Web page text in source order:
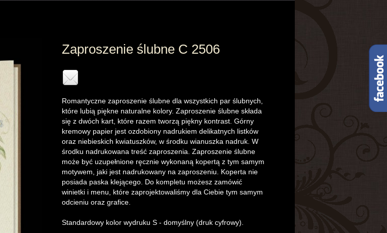
Zaproszenie ślubne C 2506
Romantyczne zaproszenie ślubne dla wszystkich par ślubnych,
które lubią piękne naturalne kolory. Zaproszenie ślubne składa
się z dwóch kart, które razem tworzą piękny kontrast. Górny
kremowy papier jest ozdobiony nadrukiem delikatnych listków
oraz niebieskich kwiatuszków, w środku wianuszka nadruk. W
środku nadrukowana treść zaproszenia. Zaproszenie ślubne
może być uzupełnione ręcznie wykonaną kopertą z tym samym
motywem, jaki jest nadrukowany na zaproszeniu. Koperta nie
posiada paska klejącego. Do kompletu możesz zamówić
winietki i menu, które zaprojektowaliśmy dla Ciebie tym samym
odcieniu oraz grafice.
Standardowy kolor wydruku S - domyślny (druk cyfrowy).